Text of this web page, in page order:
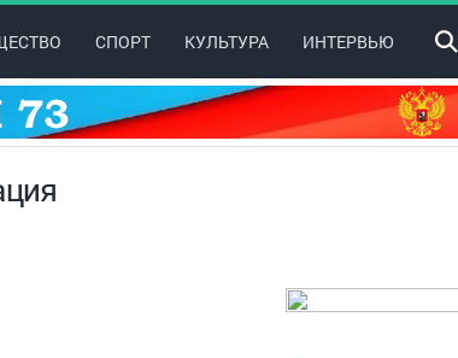
СПОРТ КУЛЬТУРА ИНТЕРВЬЮ